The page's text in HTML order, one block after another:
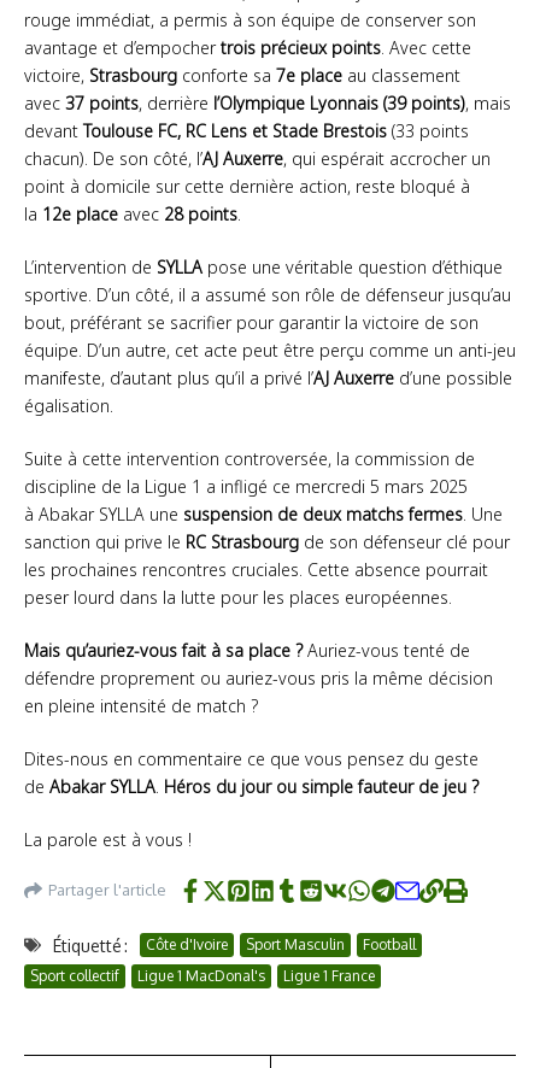
rouge immédiat, a permis à son équipe de conserver son
avantage et d’empochertrois précieux points . Avec cette
victoire, Strasbourg conforte sa 7e place au classement
avec 37 points, derrière l’Olympique Lyonnais (39 points), mais
devantToulouse FC, RC Lens et Stade Brestois (33 points
chacun). De son côté, l’AJ Auxerre, qui espérait accrocher un
point à domicile sur cette dernière action, reste bloqué à
la 12e place avec 28 points
L’intervention de SYLLA pose une véritable question d’éthique
sportive. D’un côté, il a assumé son rôle de défenseur jusqu’au
bout, préférant se sacrifier pour garantir la victoire de son
équipe. D’un autre, cet acte peut être perçu comme un anti-jeu
manifeste, d’autant plus qu’il a privé l’AJ Auxerre d’une possible
égalisation.
Suite à cette intervention controversée, la commission de
discipline de la Ligue 1 a infligé ce mercredi 5 mars 2025
à Abakar SYLLA une suspension de deux matchs fermes . Une
sanction qui prive le RC Strasbourg de son défenseur clé pour
les prochaines rencontres cruciales. Cette absence pourrait
peser lourd dans la lutte pour les places européennes.
Mais qu’auriez-vous fait à sa place ?Auriez-vous tenté de
défendre proprement ou auriez-vous pris la même décision
en pleine intensité de match ?
Dites-nous en commentaire ce que vous pensez du geste
de Abakar SYLLA Héros du jour ou simple fauteur de jeu ?
La parole est à vous !
Partager l'article
Étiquetté : Côte d'Ivoire Sport Masculin
Football
Sport collectif
Ligue 1 MacDonal's Ligue 1 France